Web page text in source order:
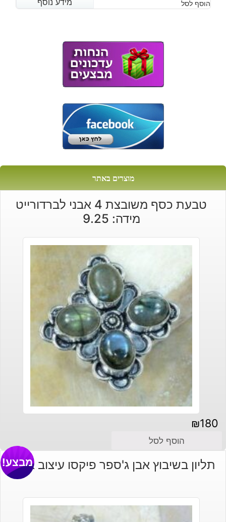
הוסף לסל
מוצרים באתר
טבעת כסף משובצת 4 אבני לברדורייט
מידה: 9.25
₪180
הוסף לסל
תליון בשיבוץ אבן ג'ספר פיקסו עיצוב אובלי
מבצע!